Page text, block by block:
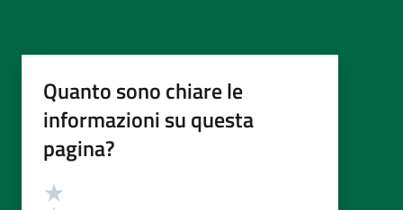
Quanto sono chiare le
informazioni su questa
pagina?
Valutazione